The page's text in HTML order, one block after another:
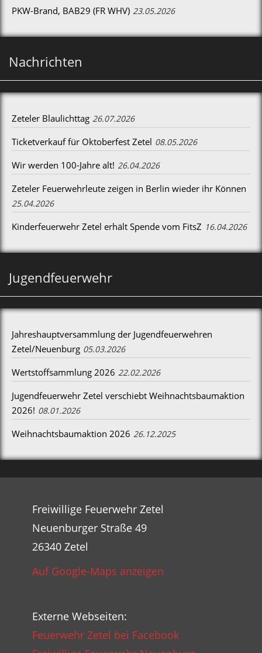
PKW-Brand, BAB29 (FR WHV) 23.05.2026
Nachrichten
Zeteler Blaulichttag 26.07.2026
Ticketverkauf für Oktoberfest Zetel 08.05.2026
Wir werden 100-Jahre alt! 26.04.2026
Zeteler Feuerwehrleute zeigen in Berlin wieder ihr Können
25.04.2026
Kinderfeuerwehr Zetel erhält Spende vom FitsZ 16.04.2026
Jugendfeuerwehr
Jahreshauptversammlung der Jugendfeuerwehren
Zetel/Neuenburg 05.03.2026
Wertstoffsammlung 2026 22.02.2026
Jugendfeuerwehr Zetel verschiebt Weihnachtsbaumaktion
2026! 08.01.2026
Weihnachtsbaumaktion 2026 26.12.2025
Freiwillige Feuerwehr Zetel
Neuenburger Straße 49
26340 Zetel
Auf Google-Maps anzeigen
Externe Webseiten:
Feuerwehr Zetel bei Facebook